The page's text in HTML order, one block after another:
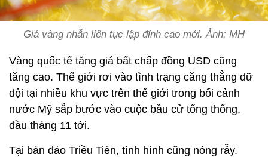
Giá vàng nhẫn liên tục lập đỉnh cao mới. Ảnh: MH
Vàng quốc tế tăng giá bất chấp đồng USD cũng
tăng cao. Thế giới rơi vào tình trạng căng thẳng dữ
dội tại nhiều khu vực trên thế giới trong bối cảnh
nước Mỹ sắp bước vào cuộc bầu cử tổng thống,
đầu tháng 11 tới.
Tại bán đảo Triều Tiên, tình hình cũng nóng rẫy.